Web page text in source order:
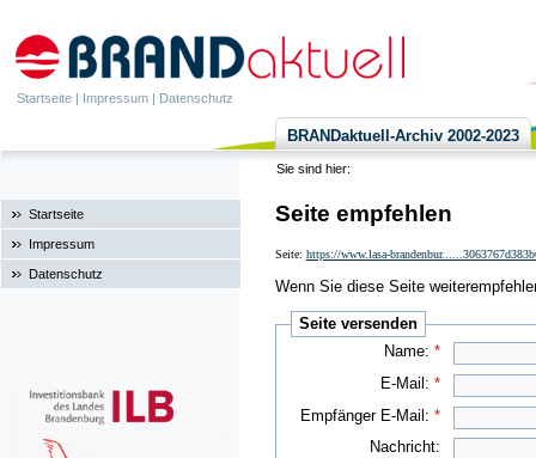
Startseite | Impressum | Datenschutz
BRANDaktuell-Archiv 2002-2023
Sie sind hier:
Startseite
Impressum
Datenschutz
Seite empfehlen
Seite: https://www.lasa-
Wenn Sie diese Seite
Seite versenden
Name:*
E-Mail:*
Empfänger E-Mail:*
Nachricht: